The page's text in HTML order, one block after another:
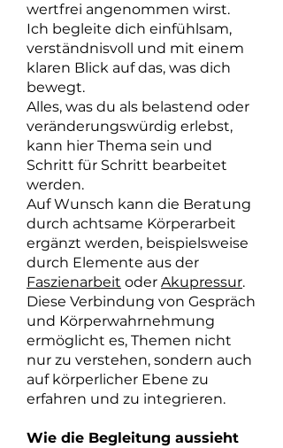
wertfrei angenommen wirst.
Ich begleite dich einfühlsam,
verständnisvoll und mit einem
klaren Blick auf das, was dich
bewegt.
Alles, was du als belastend oder
veränderungswürdig erlebst,
kann hier Thema sein und
Schritt für Schritt bearbeitet
werden.
Auf Wunsch kann die Beratung
durch achtsame Körperarbeit
ergänzt werden, beispielsweise
durch Elemente aus der
Faszienarbeit oder Akupressur.
Diese Verbindung von Gespräch
und Körperwahrnehmung
ermöglicht es, Themen nicht
nur zu verstehen, sondern auch
auf körperlicher Ebene zu
erfahren und zu integrieren.
Wie die Begleitung aussieht